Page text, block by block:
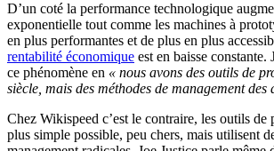
D’un coté la performance technologique
exponentielle tout comme les machines à
en plus performantes et de plus en plus
rentabilité économique est en baisse constante.
ce phénomène en « nous avons des outils de
siècle, mais des méthodes de management
Chez Wikispeed c’est le contraire, les outils de
plus simple possible, peu chers, mais utilisent